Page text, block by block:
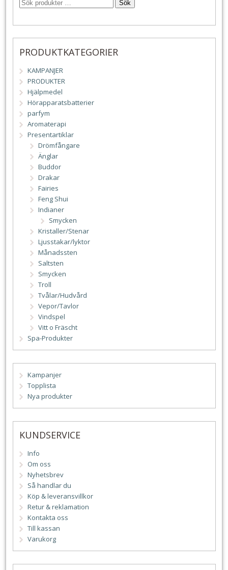
Sök
PRODUKTKATEGORIER
KAMPANJER
PRODUKTER
Hjälpmedel
Hörapparatsbatterier
parfym
Aromaterapi
Presentartiklar
Drömfångare
Änglar
Buddor
Drakar
Fairies
Feng Shui
Indianer
Smycken
Kristaller/Stenar
Ljusstakar/lyktor
Månadssten
Saltsten
Smycken
Troll
Tvålar/Hudvård
Vepor/Tavlor
Vindspel
Vitt o Fräscht
Spa-Produkter
Kampanjer
Topplista
Nya produkter
KUNDSERVICE
Info
Om oss
Nyhetsbrev
Så handlar du
Köp & leveransvillkor
Retur & reklamation
Kontakta oss
Till kassan
Varukorg